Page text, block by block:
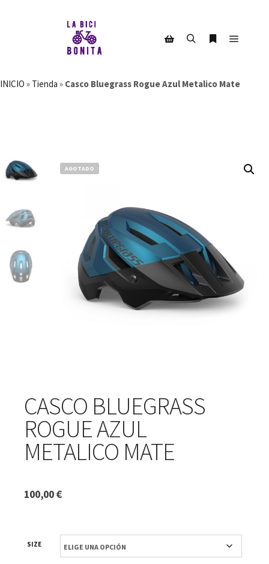
INICIO » Tienda » Casco Bluegrass Rogue Azul Metalico Mate
AGOTADO
CASCO BLUEGRASS
ROGUE AZUL
METALICO MATE
100,00€
SIZE